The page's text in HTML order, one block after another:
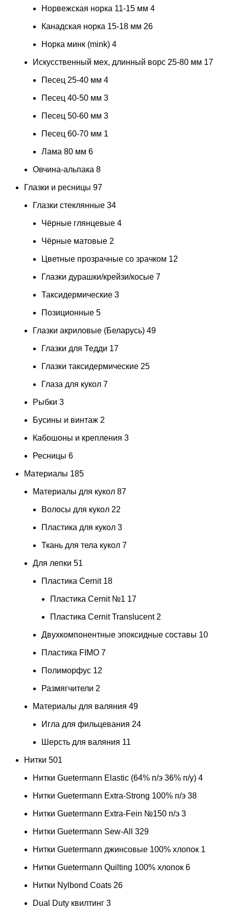
Норвежская норка 11-15 мм 4
Канадская норка 15-18 мм 26
Норка минк (mink) 4
Искусственный мех, длинный ворс 25-80 мм 17
Песец 25-40 мм 4
Песец 40-50 мм 3
Песец 50-60 мм 3
Песец 60-70 мм 1
Лама 80 мм 6
Овчина-альпака 8
Глазки и ресницы 97
Глазки стеклянные 34
Чёрные глянцевые 4
Чёрные матовые 2
Цветные прозрачные со зрачком 12
Глазки дурашки/крейзи/косые 7
Таксидермические 3
Позиционные 5
Глазки акриловые (Беларусь) 49
Глазки для Тедди 17
Глазки таксидермические 25
Глаза для кукол 7
Рыбки 3
Бусины и винтаж 2
Кабошоны и крепления 3
Ресницы 6
Материалы 185
Материалы для кукол 87
Волосы для кукол 22
Пластика для кукол 3
Ткань для тела кукол 7
Для лепки 51
Пластика Cernit 18
Пластика Cernit №1 17
Пластика Cernit Translucent 2
Двухкомпонентные эпоксидные составы 10
Пластика FIMO 7
Полиморфус 12
Размягчители 2
Материалы для валяния 49
Игла для фильцевания 24
Шерсть для валяния 11
Нитки 501
Нитки Guetermann Elastic (64% п/э 36% п/у) 4
Нитки Guetermann Extra-Strong 100% п/э 38
Нитки Guetermann Extra-Fein №150 п/э 3
Нитки Guetermann Sew-All 329
Нитки Guetermann джинсовые 100% хлопок 1
Нитки Guetermann Quilting 100% хлопок 6
Нитки Nylbond Coats 26
Dual Duty квилтинг 3